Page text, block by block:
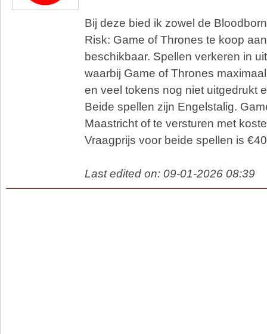
Bij deze bied ik zowel de
Risk: Game of Thrones te koop
beschikbaar. Spellen verkeren in
waarbij Game of Thrones
en veel tokens nog niet uitgedrukt
Beide spellen zijn Engelstalig.
Maastricht of te versturen met
Vraagprijs voor beide spellen is
Last edited on: 09-01-2026 08:39